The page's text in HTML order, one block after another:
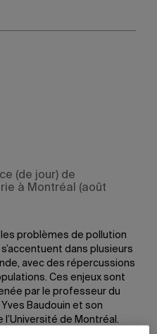
(de jour) de
à Montréal (août
les problèmes de pollution
dans plusieurs
avec des répercussions
Ces enjeux sont
par le professeur du
Baudouin et son
l’Université de Montréal.